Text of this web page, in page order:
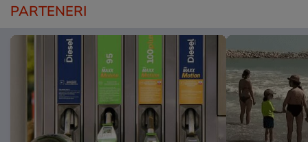
PARTENERI